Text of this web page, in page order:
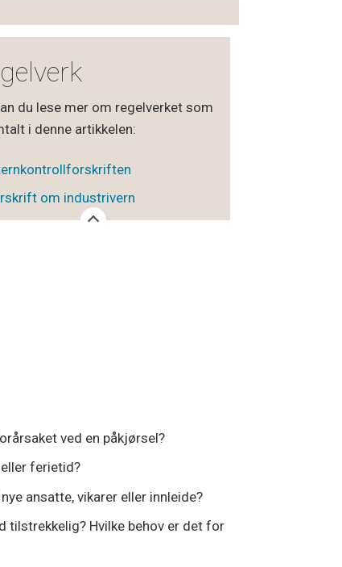
du lese mer om regelverket som
i denne artikkelen:
om industrivern
ved en påkjørsel?
ferietid?
ansatte, vikarer eller innleide?
tilstrekkelig? Hvilke behov er det for